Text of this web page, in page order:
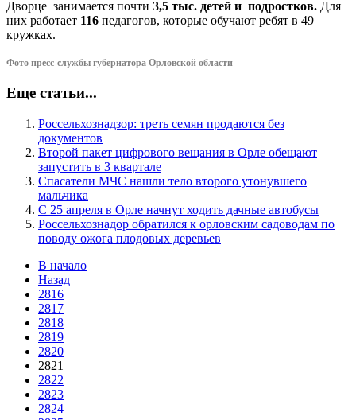
Дворце занимается почти 3,5 тыс. детей и подростков. Для
них работает 116 педагогов, которые обучают ребят в 49
кружках.
Фото пресс-службы губернатора Орловской области
Еще статьи...
Россельхознадзор: треть семян продаются без
документов
Второй пакет цифрового вещания в Орле обещают
запустить в 3 квартале
Спасатели МЧС нашли тело второго утонувшего
мальчика
С 25 апреля в Орле начнут ходить дачные автобусы
Россельхознадор обратился к орловским садоводам по
поводу ожога плодовых деревьев
В начало
Назад
2816
2817
2818
2819
2820
2821
2822
2823
2824